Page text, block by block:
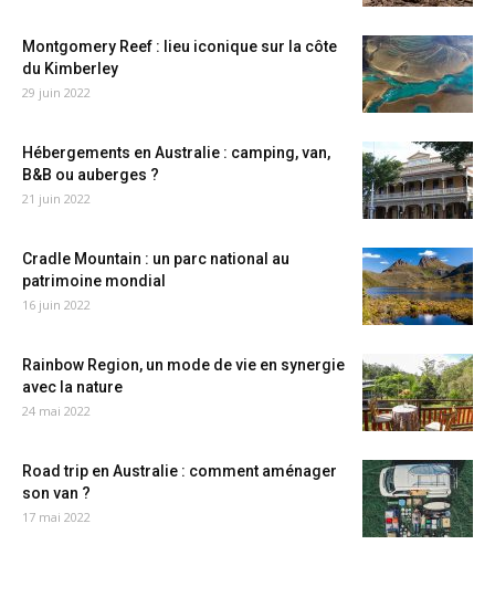
Montgomery Reef : lieu iconique sur la côte
du Kimberley
29 juin 2022
Hébergements en Australie : camping, van,
B&B ou auberges ?
21 juin 2022
Cradle Mountain : un parc national au
patrimoine mondial
16 juin 2022
Rainbow Region, un mode de vie en synergie
avec la nature
24 mai 2022
Road trip en Australie : comment aménager
son van ?
17 mai 2022